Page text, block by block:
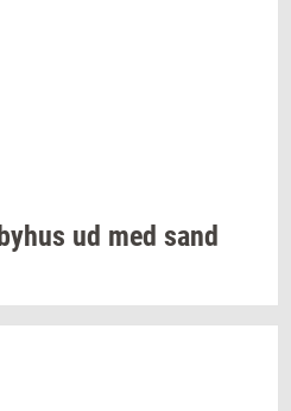
byhus ud med sand